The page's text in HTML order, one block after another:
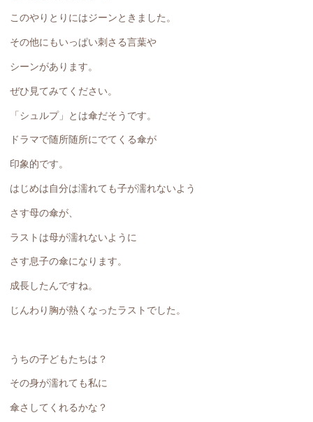
このやりとりにはジーンときました。
その他にもいっぱい刺さる言葉や
シーンがあります。
ぜひ見てみてください。
「シュルプ」とは傘だそうです。
ドラマで随所随所にでてくる傘が
印象的です。
はじめは自分は濡れても子が濡れないよう
さす母の傘が、
ラストは母が濡れないように
さす息子の傘になります。
成長したんですね。
じんわり胸が熱くなったラストでした。
うちの子どもたちは？
その身が濡れても私に
傘さしてくれるかな？